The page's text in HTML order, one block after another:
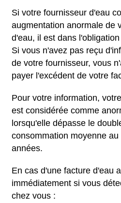
Si votre fournisseur d'eau
augmentation anormale de
d'eau, il est dans
Si vous n'avez pas reçu
de votre fournisseur, vous
payer l'excédent de votre
Pour votre information,
est considérée comme
lorsqu'elle dépasse le
consommation moyenne
années.
En cas d'une facture d'eau
immédiatement si vous
chez vous :